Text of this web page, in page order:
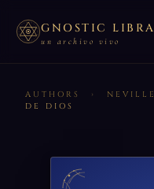
GNOSTIC
un archivo vivo
AUTHORS ›
DE DIOS